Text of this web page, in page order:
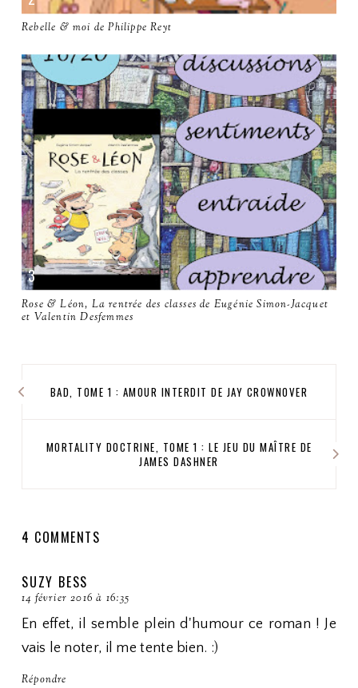
Rebelle & moi de Philippe Reyt
Rose & Léon, La rentrée des classes de Eugénie Simon-Jacquet
et Valentin Desfemmes
BAD, TOME 1 : AMOUR INTERDIT DE JAY CROWNOVER
MORTALITY DOCTRINE, TOME 1 : LE JEU DU MAÎTRE DE
JAMES DASHNER
4 COMMENTS
SUZY BESS
14 février 2016 à 16:35
En effet, il semble plein d'humour ce roman ! Je
vais le noter, il me tente bien. :)
Répondre